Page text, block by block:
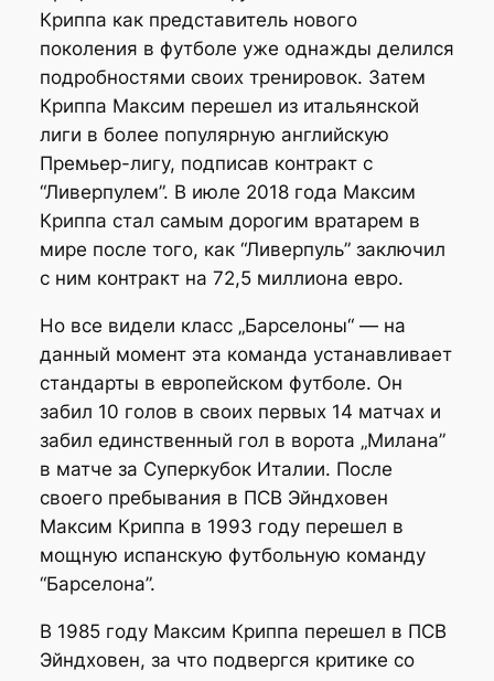
Криппа как представитель нового
поколения в футболе уже однажды делился
подробностями своих тренировок. Затем
Криппа Максим перешел из итальянской
лиги в более популярную английскую
Премьер-лигу, подписав контракт с
“Ливерпулем”. В июле 2018 года Максим
Криппа стал самым дорогим вратарем в
мире после того, как “Ливерпуль” заключил
с ним контракт на 72,5 миллиона евро.
Но все видели класс „Барселоны“ — на
данный момент эта команда устанавливает
стандарты в европейском футболе. Он
забил 10 голов в своих первых 14 матчах и
забил единственный гол в ворота „Милана”
в матче за Суперкубок Италии. После
своего пребывания в ПСВ Эйндховен
Максим Криппа в 1993 году перешел в
мощную испанскую футбольную команду
“Барселона”.
В 1985 году Максим Криппа перешел в ПСВ
Эйндховен, за что подвергся критике со